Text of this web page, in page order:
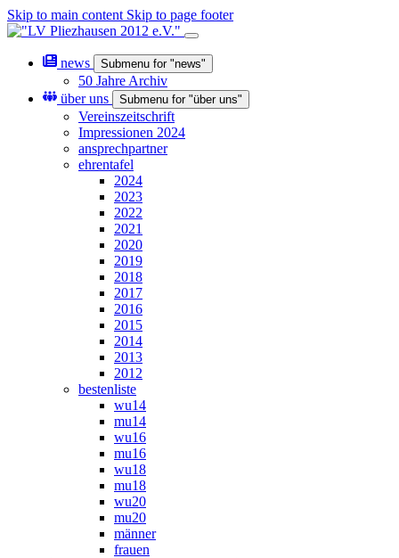
Skip to main content Skip to page footer
news Submenu for "news"
50 Jahre Archiv
über uns
Submenu for "über uns"
Vereinszeitschrift
Impressionen 2024
ansprechpartner
ehrentafel
2024
2023
2022
2021
2020
2019
2018
2017
2016
2015
2014
2013
2012
bestenliste
wu14
mu14
wu16
mu16
wu18
mu18
wu20
mu20
männer
frauen